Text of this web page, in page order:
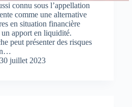
connu sous l’appellation
comme une alternative
en situation financière
apport en liquidité.
peut présenter des risques
30 juillet 2023